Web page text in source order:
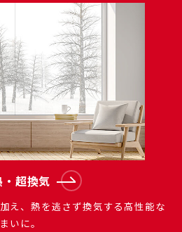
超換気
え、熱を逃さず換気する⾼性能な
いに。